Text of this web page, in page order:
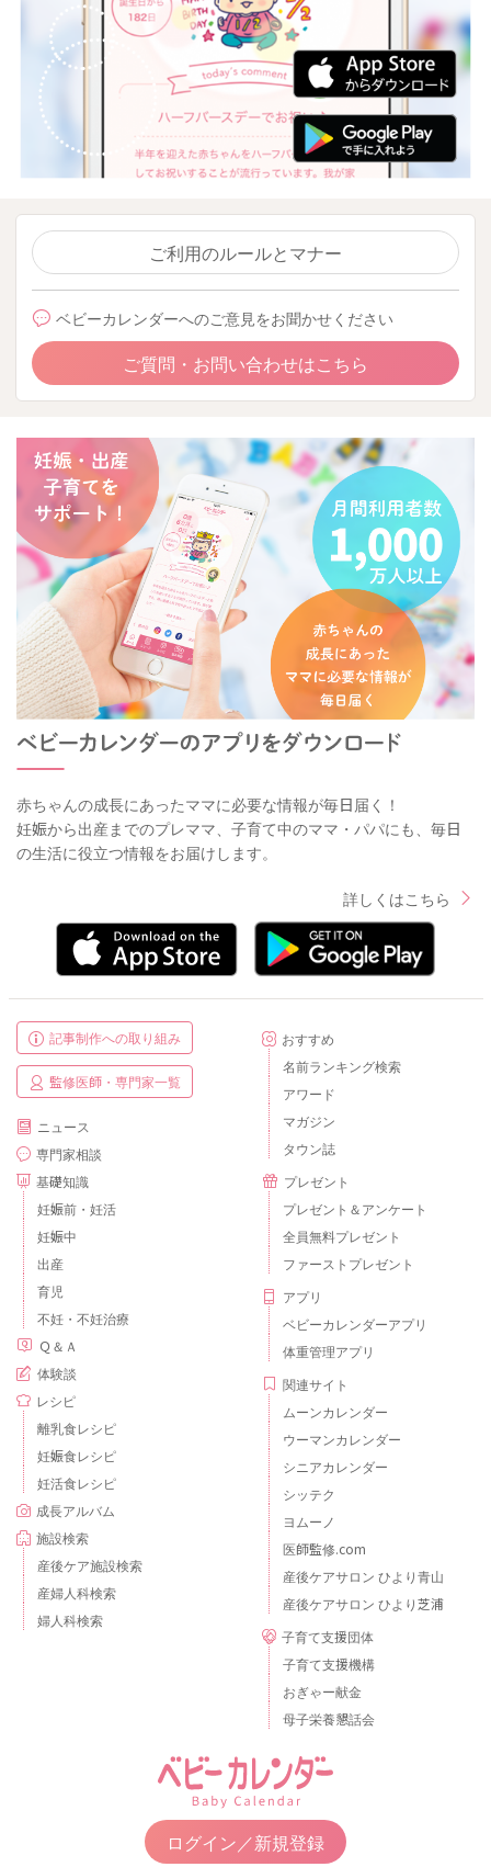
ご利用のルールとマナー
ベビーカレンダーへのご意見をお聞かせください
ご質問・お問い合わせはこちら
赤ちゃんの成長にあったママに必要な情報が毎日届く！
妊娠から出産までのプレママ、子育て中のママ・パパにも、毎日
の生活に役立つ情報をお届けします。
詳しくはこちら
記事制作への取り組み
監修医師・専門家一覧
ニュース
専門家相談
基礎知識
妊娠前・妊活
妊娠中
出産
育児
不妊・不妊治療
Ｑ＆Ａ
体験談
レシピ
離乳食レシピ
妊娠食レシピ
妊活食レシピ
成長アルバム
施設検索
産後ケア施設検索
産婦人科検索
婦人科検索
おすすめ
名前ランキング検索
アワード
マガジン
タウン誌
プレゼント
プレゼント＆アンケート
全員無料プレゼント
ファーストプレゼント
アプリ
ベビーカレンダーアプリ
体重管理アプリ
関連サイト
ムーンカレンダー
ウーマンカレンダー
シニアカレンダー
シッテク
ヨムーノ
医師監修.com
産後ケアサロン ひより青山
産後ケアサロン ひより芝浦
子育て支援団体
子育て支援機構
おぎゃー献金
母子栄養懇話会
ログイン／新規登録